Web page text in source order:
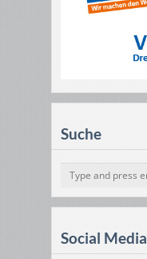
Suche
Social Media